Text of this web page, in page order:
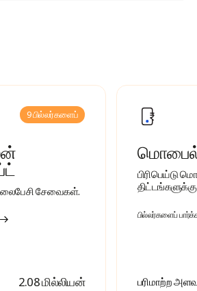
9 பில்லர்களைப்
சேவைகள்.
2.08 மில்லியன்
மொபைல்
பிரிபெய்டு
பில்லர்களைப்
பரிமாற்ற